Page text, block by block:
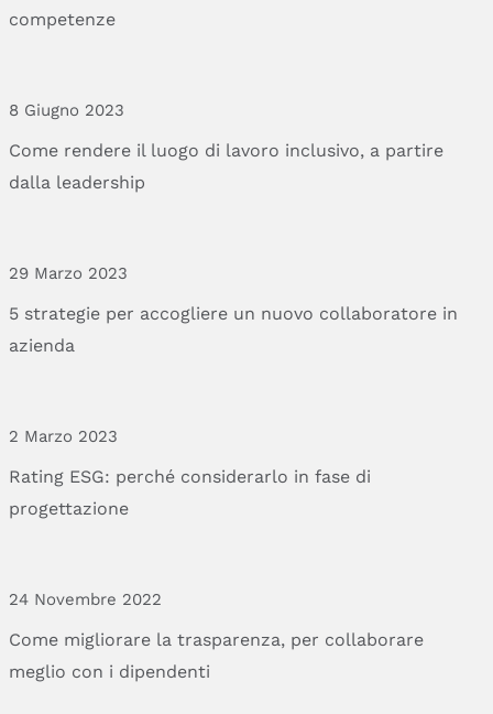
competenze
8 Giugno 2023
Come rendere il luogo di lavoro inclusivo, a partire
dalla leadership
29 Marzo 2023
5 strategie per accogliere un nuovo collaboratore in
azienda
2 Marzo 2023
Rating ESG: perché considerarlo in fase di
progettazione
24 Novembre 2022
Come migliorare la trasparenza, per collaborare
meglio con i dipendenti